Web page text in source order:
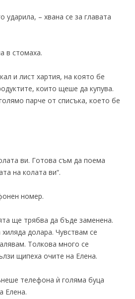
ударила, – хвана се за главата
в стомаха.
и лист хартия, на която бе
които щеше да купува.
парче от списъка, което бе
ви. Готова съм да поема
на колата ви“.
номер.
ще трябва да бъде заменена.
долара. Чувствам се
Толкова много се
щипеха очите на Елена.
телефона ѝ голяма буца
Елена.